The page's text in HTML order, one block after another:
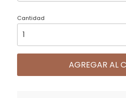
Cantidad
AGREGAR AL